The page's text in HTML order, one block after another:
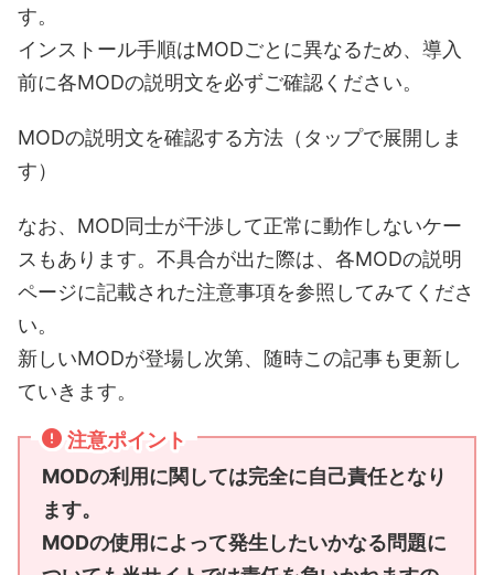
す。
インストール手順はMODごとに異なるため、導入
前に各MODの説明文を必ずご確認ください。
MODの説明文を確認する方法（タップで展開しま
す）
なお、MOD同士が干渉して正常に動作しないケー
スもあります。不具合が出た際は、各MODの説明
ページに記載された注意事項を参照してみてくださ
い。
新しいMODが登場し次第、随時この記事も更新し
ていきます。
注意ポイント
MODの利用に関しては完全に自己責任となり
ます。
MODの使用によって発生したいかなる問題に